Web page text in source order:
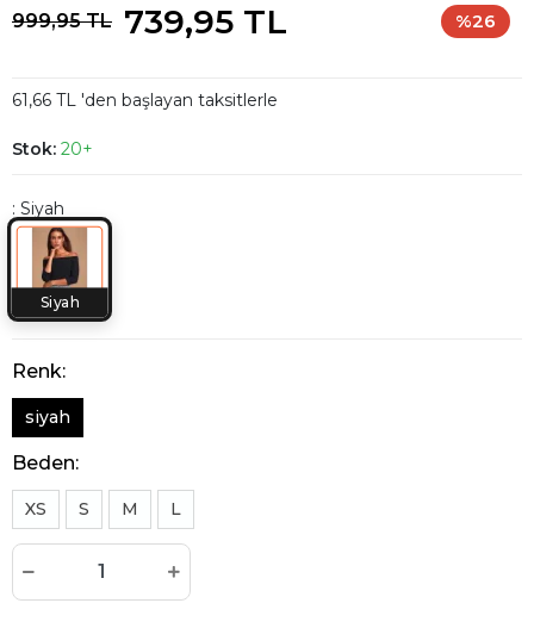
999,95 TL 739,95 TL %26
61,66 TL 'den başlayan taksitlerle
Stok: 20+
: Siyah
Siyah
Renk:
siyah
Beden:
XS S M L